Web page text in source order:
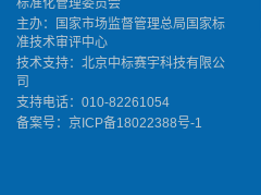
标准化管理委员会
主办：国家市场监督管理总局国家标
准技术审评中心
技术支持：北京中标赛宇科技有限公
司
支持电话：010-82261054
备案号： 京ICP备18022388号-1